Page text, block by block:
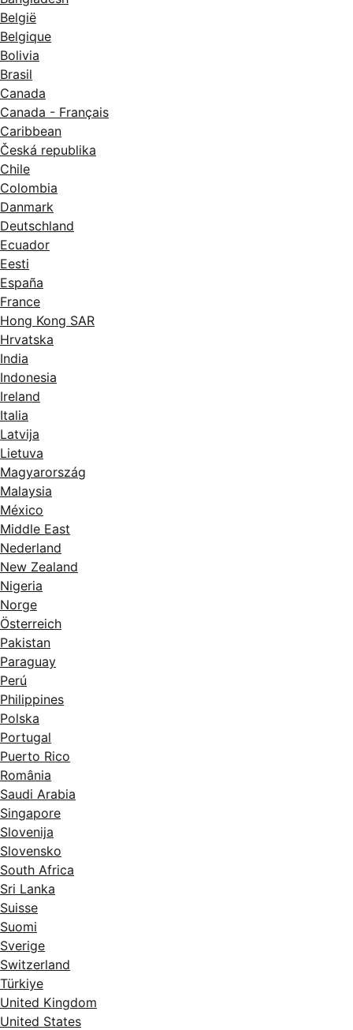
België
Belgique
Bolivia
Brasil
Canada
Canada - Français
Caribbean
Česká republika
Chile
Colombia
Danmark
Deutschland
Ecuador
Eesti
España
France
Hong Kong SAR
Hrvatska
India
Indonesia
Ireland
Italia
Latvija
Lietuva
Magyarország
Malaysia
México
Middle East
Nederland
New Zealand
Nigeria
Norge
Österreich
Pakistan
Paraguay
Perú
Philippines
Polska
Portugal
Puerto Rico
România
Saudi Arabia
Singapore
Slovenija
Slovensko
South Africa
Sri Lanka
Suisse
Suomi
Sverige
Switzerland
Türkiye
United Kingdom
United States